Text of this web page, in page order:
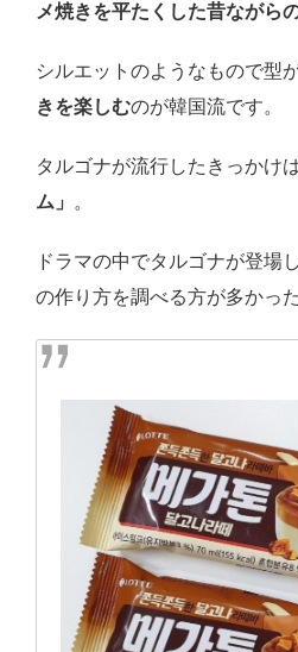
メ焼きを平たくした昔ながら
シルエットのようなもので型
きを楽しむのが韓国流です。
タルゴナが流行したきっかけは
ム」
。
ドラマの中でタルゴナが登場
の作り方を調べる方が多かっ